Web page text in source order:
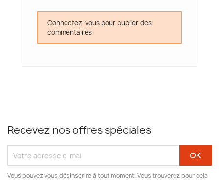
Connectez-vous pour publier des
commentaires
Recevez nos offres spéciales
Vous pouvez vous désinscrire à tout moment. Vous trouverez pour cela